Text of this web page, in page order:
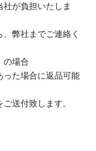
社が負担いたしま
弊社までご連絡く
の場合
った場合に返品可能
送付致します。